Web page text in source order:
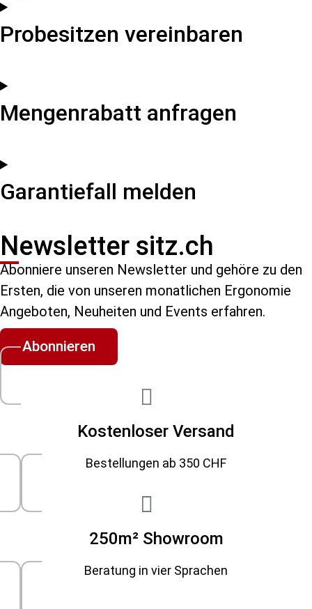
Probesitzen vereinbaren
Mengenrabatt anfragen
Garantiefall melden
Newsletter sitz.ch
Abonniere unseren Newsletter und gehöre zu den
Ersten, die von unseren monatlichen Ergonomie
Angeboten, Neuheiten und Events erfahren.
Abonnieren
Kostenloser Versand
Bestellungen ab 350 CHF
250m² Showroom
Beratung in vier Sprachen